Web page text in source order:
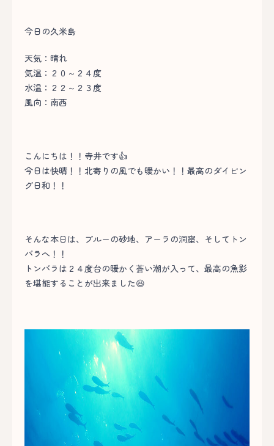
今日の久米島
天気：晴れ
気温：２０～２４度
水温：２２～２３度
風向：南西
こんにちは！！寺井です👍
今日は快晴！！北寄りの風でも暖かい！！最高のダイビン
グ日和！！
そんな本日は、ブルーの砂地、アーラの洞窟、そしてトン
バラへ！！
トンバラは２４度台の暖かく蒼い潮が入って、最高の魚影
を堪能することが出来ました😆